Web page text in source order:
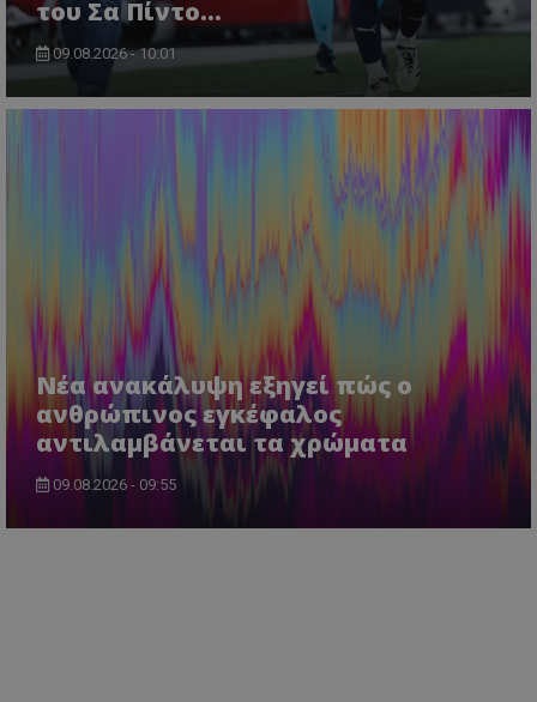
του Σα Πίντο...
09.08.2026 - 10:01
Νέα ανακάλυψη εξηγεί πώς ο
ανθρώπινος εγκέφαλος
αντιλαμβάνεται τα χρώματα
09.08.2026 - 09:55